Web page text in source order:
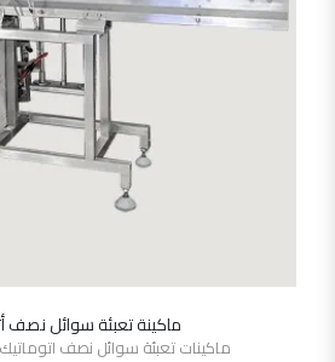
SHOW DETAILS
ماكينة تعبئة سوائل نصف
ماكينات تعبئة سوائل نصف